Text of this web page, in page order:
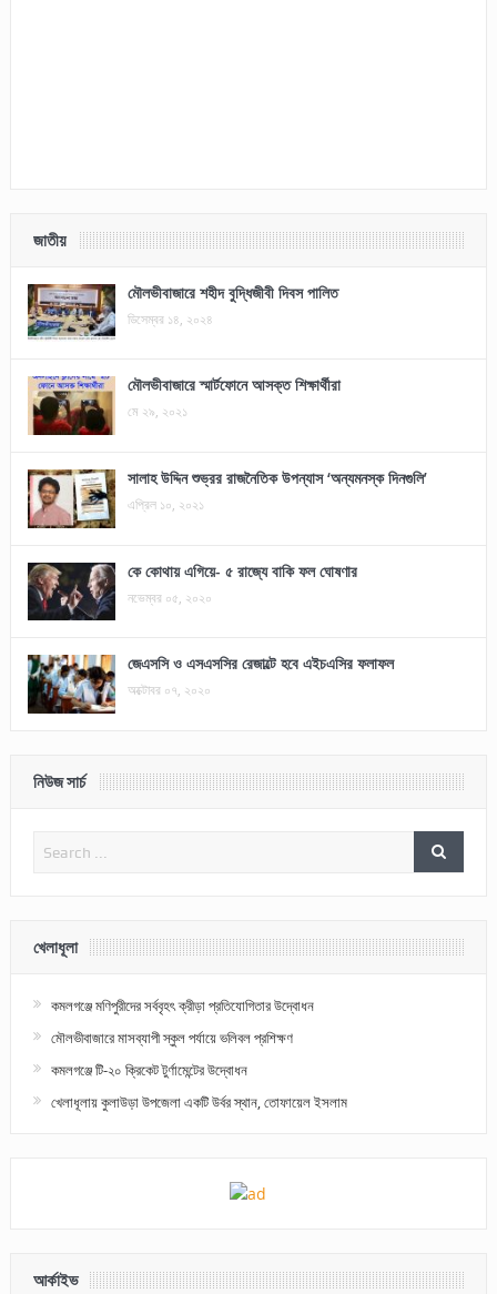
জাতীয়
মৌলভীবাজারে শহীদ বুদ্ধিজীবী দিবস পালিত
ডিসেম্বর ১৪, ২০২৪
মৌলভীবাজারে স্মার্টফোনে আসক্ত শিক্ষার্থীরা
মে ২৯, ২০২১
সালাহ উদ্দিন শুভ্রর রাজনৈতিক উপন্যাস ‘অন্যমনস্ক দিনগুলি’
এপ্রিল ১০, ২০২১
কে কোথায় এগিয়ে- ৫ রাজ্যে বাকি ফল ঘোষণার
নভেম্বর ০৫, ২০২০
জেএসসি ও এসএসসির রেজাল্টে হবে এইচএসির ফলাফল
অক্টোবর ০৭, ২০২০
নিউজ সার্চ
খেলাধূলা
কমলগঞ্জে মণিপুরীদের সর্ববৃহৎ ক্রীড়া প্রতিযোগিতার উদ্বোধন
মৌলভীবাজারে মাসব্যাপী স্কুল পর্যায়ে ভলিবল প্রশিক্ষণ
কমলগঞ্জে টি-২০ ক্রিকেট টুর্ণামেন্টের উদ্বোধন
খেলাধূলায় কুলাউড়া উপজেলা একটি উর্বর স্থান, তোফায়েল ইসলাম
আর্কাইভ